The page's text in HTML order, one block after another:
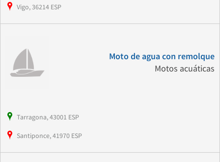
Vigo, 36214 ESP
Moto de agua con remolque
Motos acuáticas
Tarragona, 43001 ESP
Santiponce, 41970 ESP